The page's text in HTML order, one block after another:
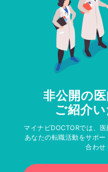
非公開の
ご紹介
マイナビDOCTORでは、
あなたの転職活動をサポ
合わせ